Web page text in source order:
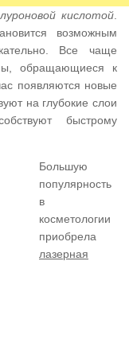
кислотой
возможным
Все чаще
обращающиеся к
появляются новые
на глубокие слои
быстрому
Большую
популярность
в
косметологии
приобрела
лазерная